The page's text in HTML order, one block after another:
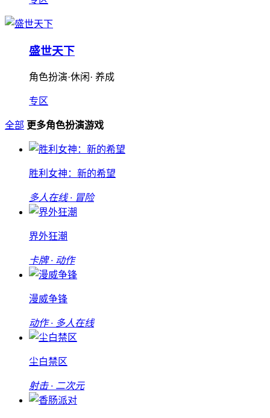
盛世天下
角色扮演·休闲· 养成
专区
全部 更多角色扮演游戏
胜利女神：新的希望
多人在线 · 冒险
界外狂潮
卡牌 · 动作
漫威争锋
动作 · 多人在线
尘白禁区
射击 · 二次元